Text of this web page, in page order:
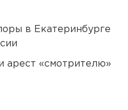
в Екатеринбурге
арест «смотрителю»